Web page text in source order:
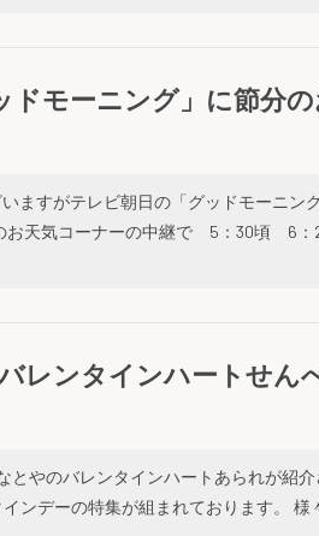
ドモーニング」に節分
ますがテレビ朝日の「グッドモーニン
のお天気コーナーの中継で 5：30頃
レンタインハートせん
とやのバレンタインハートあられが紹
ンデーの特集が組まれております。